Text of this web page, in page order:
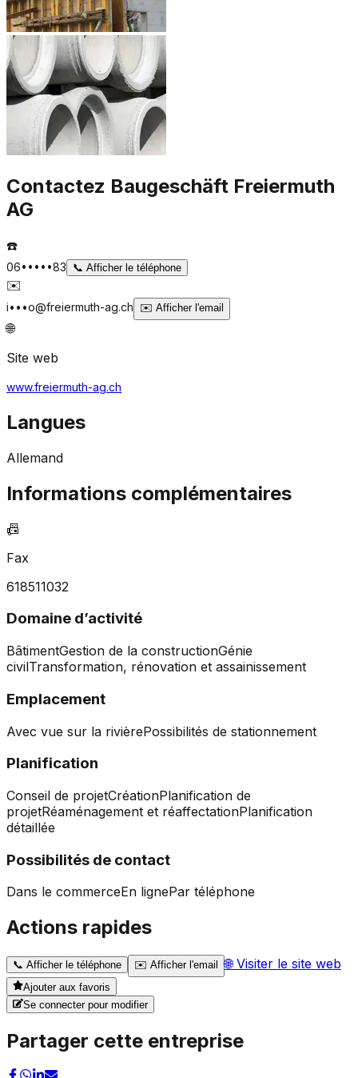
Contactez Baugeschäft Freiermuth
AG
☎️
06•••••83 📞 Afficher le téléphone
✉️
i•••o@freiermuth-ag.ch ✉️ Afficher l'email
🌐
Site web
www.freiermuth-ag.ch
Langues
Allemand
Informations complémentaires
📠
Fax
618511032
Domaine d’activité
BâtimentGestion de la constructionGénie
civilTransformation, rénovation et assainissement
Emplacement
Avec vue sur la rivièrePossibilités de stationnement
Planification
Conseil de projetCréationPlanification de
projetRéaménagement et réaffectationPlanification
détaillée
Possibilités de contact
Dans le commerceEn lignePar téléphone
Actions rapides
📞 Afficher le téléphone ✉️ Afficher l'email 🌐Visiter le site web
Ajouter aux favoris
Se connecter pour modifier
Partager cette entreprise